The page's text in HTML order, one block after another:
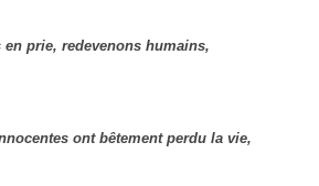
prie, redevenons humains,
ont bêtement perdu la vie,